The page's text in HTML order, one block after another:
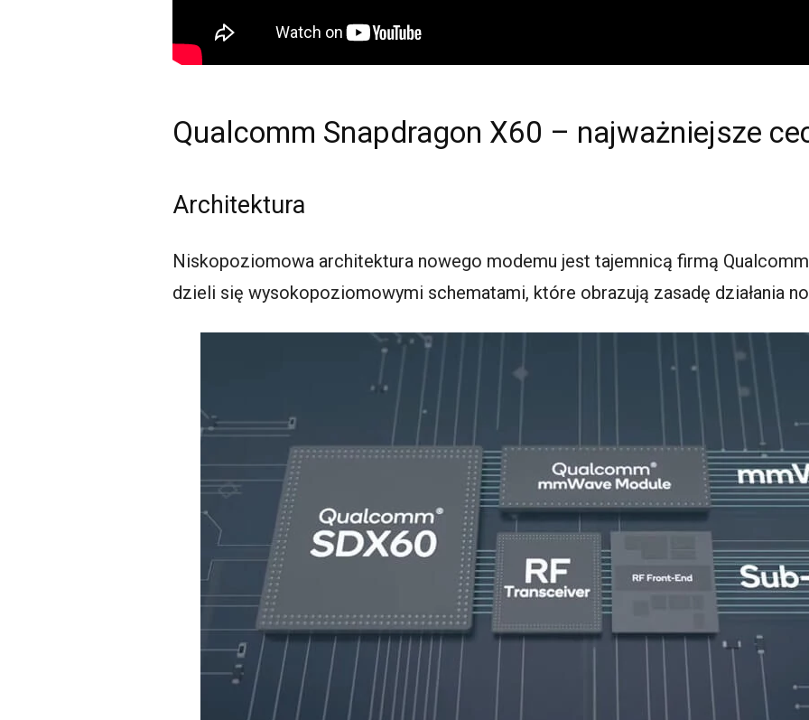
Qualcomm Snapdragon X60 – najważniejsze
Architektura
Niskopoziomowa architektura nowego modemu jest tajemnicą firmą
dzieli się wysokopoziomowymi schematami, które obrazują zasadę działania